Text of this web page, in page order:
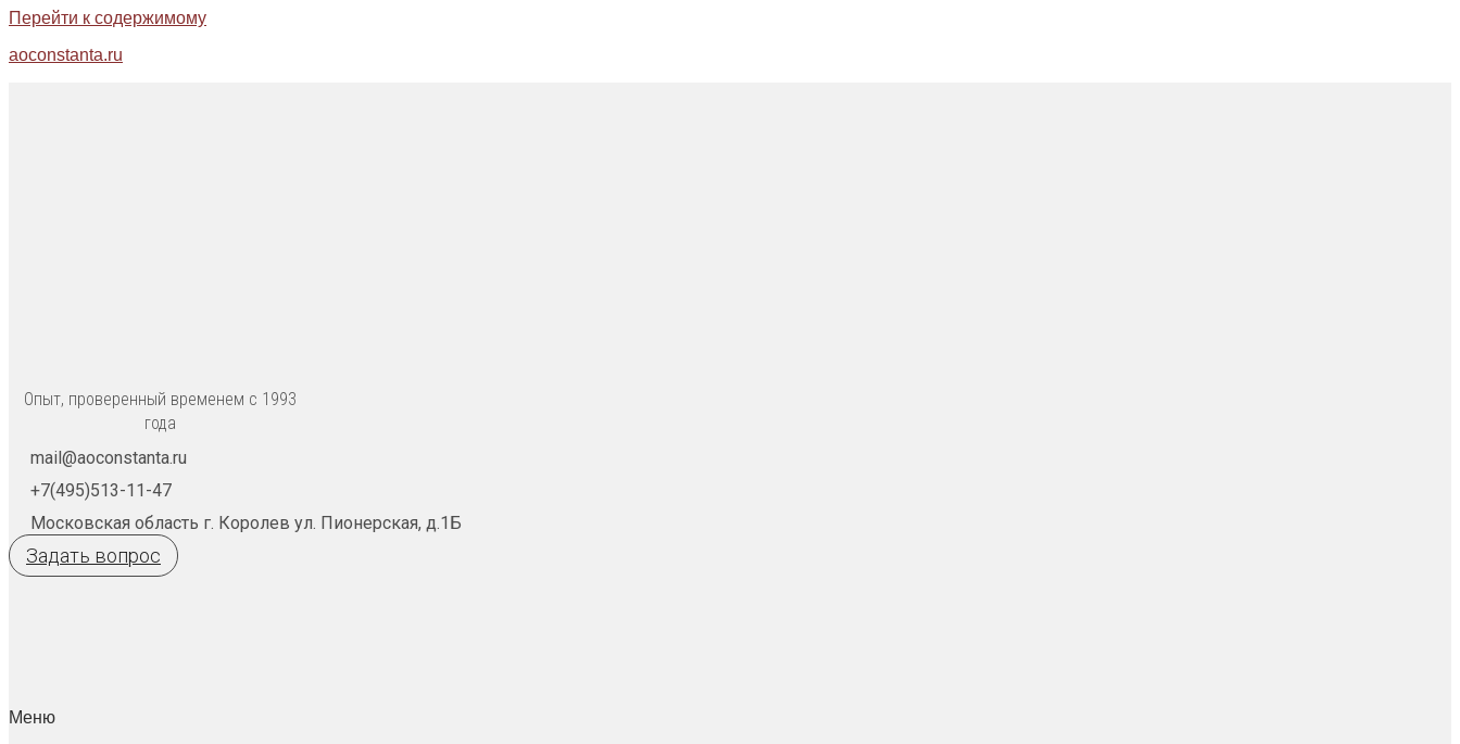
Перейти к содержимому
aoconstanta.ru
Опыт, проверенный временем с 1993
года
mail@aoconstanta.ru
+7(495)513-11-47
Московская область г. Королев ул. Пионерская, д.1Б
Задать вопрос
Меню